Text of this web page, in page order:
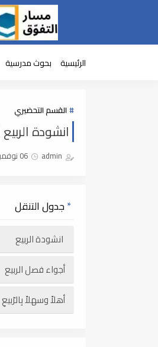
الرئيسية بحوث مدرسية
القسم التحضيري
انشودة
admin 06 نوفمبر 2024
جدول التنقل
انشودة الربيع
أجواء فصل الربيع
أهلاً وسهلاً بِالرّبيعِ